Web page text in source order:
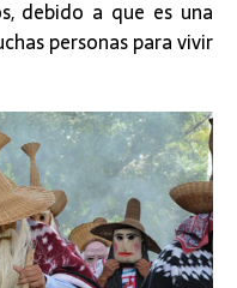
debido a que es una
personas para vivir